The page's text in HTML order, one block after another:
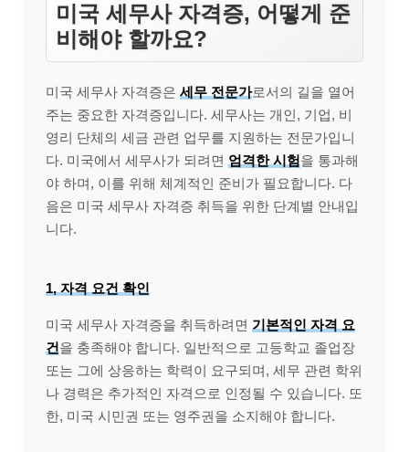
미국 세무사 자격증, 어떻게 준
비해야 할까요?
미국 세무사 자격증은 세무 전문가로서의 길을 열어
주는 중요한 자격증입니다. 세무사는 개인, 기업, 비
영리 단체의 세금 관련 업무를 지원하는 전문가입니
다. 미국에서 세무사가 되려면 엄격한 시험을 통과해
야 하며, 이를 위해 체계적인 준비가 필요합니다. 다
음은 미국 세무사 자격증 취득을 위한 단계별 안내입
니다.
1, 자격 요건 확인
미국 세무사 자격증을 취득하려면 기본적인 자격 요
건을 충족해야 합니다. 일반적으로 고등학교 졸업장
또는 그에 상응하는 학력이 요구되며, 세무 관련 학위
나 경력은 추가적인 자격으로 인정될 수 있습니다. 또
한, 미국 시민권 또는 영주권을 소지해야 합니다.